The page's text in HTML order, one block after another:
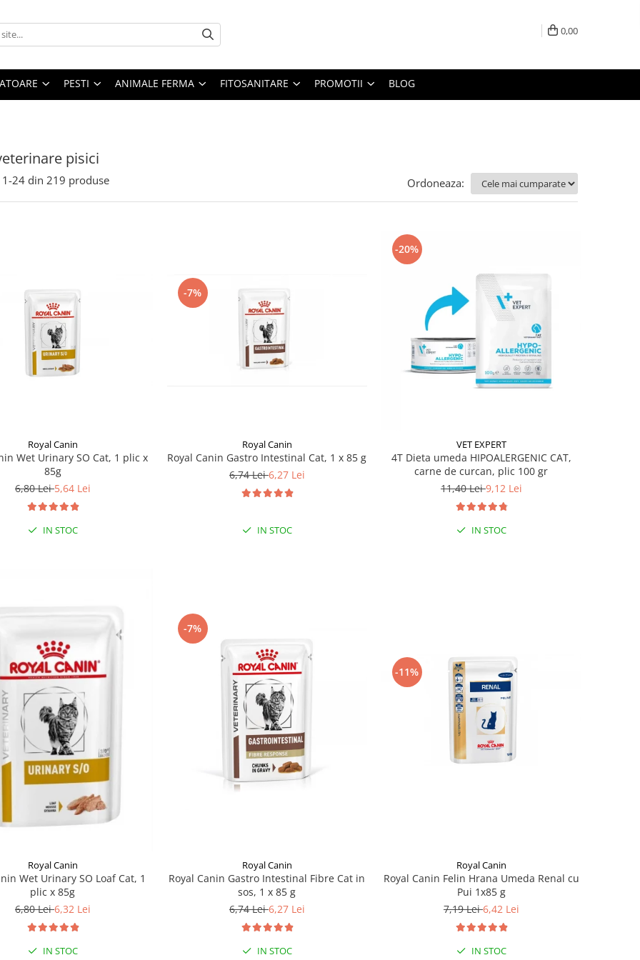
0,00
PESTI ANIMALE FERMA FITOSANITARE PROMOTII BLOG
pisici
1-24 din 219 produse Ordoneaza:
Royal Canin
Wet Urinary SO Cat, 1 plic x
85g
6,80 Lei5,64 Lei
IN STOC
-7%
Royal Canin
Royal Canin Gastro Intestinal Cat, 1 x 85 g
6,74 Lei6,27 Lei
IN STOC
-20%
VET EXPERT
4T Dieta umeda HIPOALERGENIC CAT,
carne de curcan, plic 100 gr
11,40 Lei9,12 Lei
IN STOC
Royal Canin
Wet Urinary SO Loaf Cat, 1
plic x 85g
6,80 Lei6,32 Lei
IN STOC
-7%
Royal Canin
Royal Canin Gastro Intestinal Fibre Cat in
sos, 1 x 85 g
6,74 Lei6,27 Lei
IN STOC
-11%
Royal Canin
Royal Canin Felin Hrana Umeda Renal cu
Pui 1x85 g
7,19 Lei6,42 Lei
IN STOC